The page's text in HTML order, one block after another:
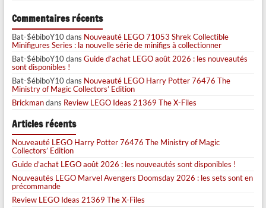
Commentaires récents
Bat-$ébiboY10dans Nouveauté LEGO 71053 Shrek Collectible
Minifigures Series : la nouvelle série de minifigs à collectionner
Bat-$ébiboY10dans Guide d’achat LEGO août 2026 : les nouveautés
sont disponibles !
Bat-$ébiboY10dans Nouveauté LEGO Harry Potter 76476 The
Ministry of Magic Collectors’ Edition
Brickmandans Review LEGO Ideas 21369 The X-Files
Articles récents
Nouveauté LEGO Harry Potter 76476 The Ministry of Magic
Collectors’ Edition
Guide d’achat LEGO août 2026 : les nouveautés sont disponibles !
Nouveautés LEGO Marvel Avengers Doomsday 2026 : les sets sont en
précommande
Review LEGO Ideas 21369 The X-Files